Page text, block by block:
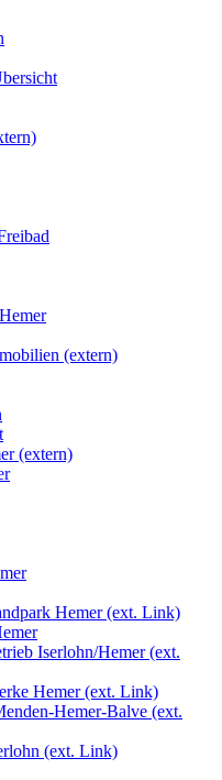
(extern)
(extern)
Hemer (ext. Link)
Iserlohn/Hemer (ext.
Hemer (ext. Link)
Hemer-Balve (ext.
(ext. Link)